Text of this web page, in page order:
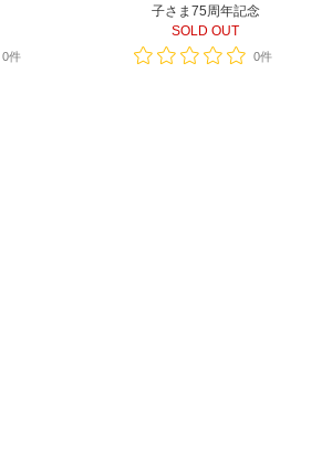
0件
子さま75周年記念
SOLD OUT
0件